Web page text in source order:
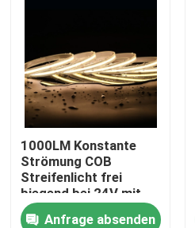
1000LM Konstante
Strömung COB
Streifenlicht frei
biegend bei 24V mit
480 LEDs pro Meter
Anfrage absenden